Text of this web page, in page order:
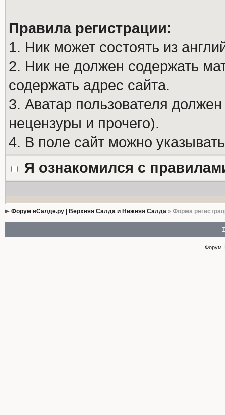
Правила регистрации:
1. Ник может состоять из
2. Ник не должен содержать
содержать адрес сайта.
3. Аватар пользователя
нецензуры и прочего).
4. В поле сайт можно
Я ознакомился с
Форум вСалде.ру | Верхняя Салда и Нижняя Салда» Форма
Форум